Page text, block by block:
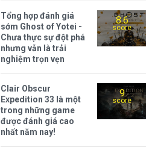
8.6
score
Tổng hợp đánh giá
sớm Ghost of Yotei -
Chưa thực sự đột phá
nhưng vẫn là trải
nghiệm trọn vẹn
9
score
Clair Obscur
Expedition 33 là một
trong những game
được đánh giá cao
nhất năm nay!